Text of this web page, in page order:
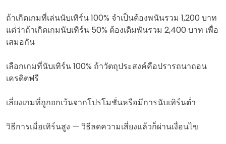
ถ้าเกิดเกมที่เล่นนับเทิร์น 100% จำเป็นต้องพนันรวม 1,200 บาท
แต่ว่าถ้าเกิดเกมนับเทิร์น 50% ต้องเดิมพันรวม 2,400 บาท เพื่อ
เสมอกัน
เลือกเกมที่นับเทิร์น 100% ถ้าวัตถุประสงค์คือปรารถนาถอน
เครดิตฟรี
เลี่ยงเกมที่ถูกยกเว้นจากโปรโมชั่นหรือมีการนับเทิร์นต่ำ
วิธีการเมื่อเทิร์นสูง — วิธีลดความเสี่ยงแล้วก็ผ่านเงื่อนไข